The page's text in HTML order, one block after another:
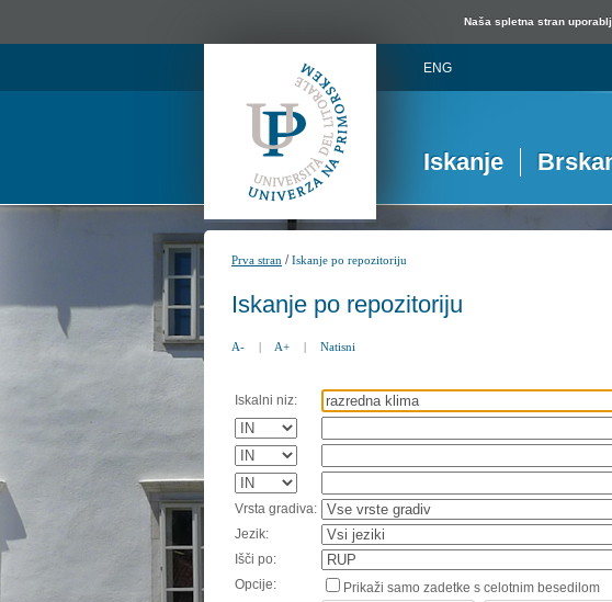
Naša spletna stran
ENG
Iskanje
Prva stran /Iskanje po repozitoriju
Iskanje po repozitoriju
A- | A+ | Natisni
Iskalni niz:
Vrsta gradiva:
Jezik:
Išči po:
Opcije:
Prikaži samo zadetke s celotnim besedilom